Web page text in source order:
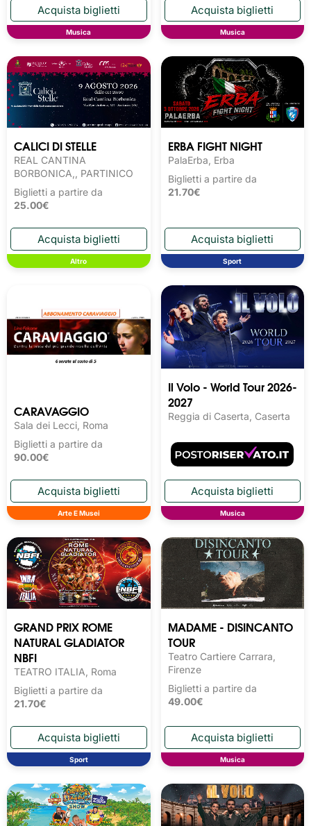
Musica Musica
CALICI DI STELLE
REAL CANTINA
BORBONICA,, PARTINICO
Biglietti a partire da
25.00€
Altro
ERBA FIGHT NIGHT
PalaErba, Erba
Biglietti a partire da
21.70€
Sport
CARAVAGGIO
Sala dei Lecci, Roma
Biglietti a partire da
90.00€
Arte E Musei
Il Volo - World Tour 2026-
2027
Reggia di Caserta, Caserta
Musica
GRAND PRIX ROME
NATURAL GLADIATOR
NBFI
TEATRO ITALIA, Roma
Biglietti a partire da
21.70€
Sport
MADAME - DISINCANTO
TOUR
Teatro Cartiere Carrara,
Firenze
Biglietti a partire da
49.00€
Musica